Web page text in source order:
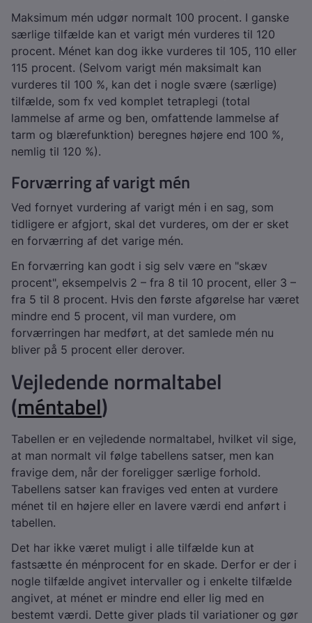
Maksimum mén udgør normalt 100 procent. I ganske
særlige tilfælde kan et varigt mén vurderes til 120
procent. Ménet kan dog ikke vurderes til 105, 110 eller
115 procent. (Selvom varigt mén maksimalt kan
vurderes til 100 %, kan det i nogle svære (særlige)
tilfælde, som fx ved komplet tetraplegi (total
lammelse af arme og ben, omfattende lammelse af
tarm og blærefunktion) beregnes højere end 100 %,
nemlig til 120 %).
Forværring af varigt mén
Ved fornyet vurdering af varigt mén i en sag, som
tidligere er afgjort, skal det vurderes, om der er sket
en forværring af det varige mén.
En forværring kan godt i sig selv være en "skæv
procent", eksempelvis 2 – fra 8 til 10 procent, eller 3 –
fra 5 til 8 procent. Hvis den første afgørelse har været
mindre end 5 procent, vil man vurdere, om
forværringen har medført, at det samlede mén nu
bliver på 5 procent eller derover.
Vejledende normaltabel
(méntabel)
Tabellen er en vejledende normaltabel, hvilket vil sige,
at man normalt vil følge tabellens satser, men kan
fravige dem, når der foreligger særlige forhold.
Tabellens satser kan fraviges ved enten at vurdere
ménet til en højere eller en lavere værdi end anført i
tabellen.
Det har ikke været muligt i alle tilfælde kun at
fastsætte én ménprocent for en skade. Derfor er der i
nogle tilfælde angivet intervaller og i enkelte tilfælde
angivet, at ménet er mindre end eller lig med en
bestemt værdi. Dette giver plads til variationer og gør